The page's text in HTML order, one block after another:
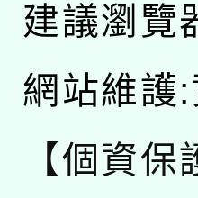
建議瀏覽
網站維護:
【個資保